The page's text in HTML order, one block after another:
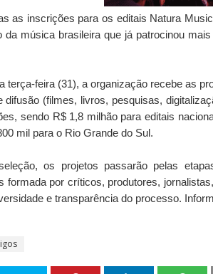
as inscrições para os editais Natura
da música brasileira que já patrocinou
terça-feira (31), a organização recebe as
difusão (filmes, livros, pesquisas,
sendo R$ 1,8 milhão para editais
mil para o Rio Grande do Sul.
os projetos passarão pelas
formada por críticos, produtores,
e transparência do processo.